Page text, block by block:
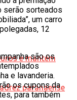
serão sorteados
um carro
12
são os
e lavanderia.
os cupons da
para também